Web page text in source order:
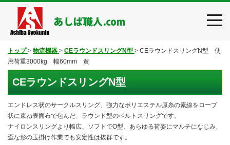
トップ > 物流機器 > CEラウンドスリングN型 > CEラウンドスリングN型 使
用荷重3000kg 幅60mm 黄
CEラウンドスリングN型
エンドレス状のサークルスリング、強力なポリエステル原糸の素線をロープ
状に束ね表面布で包んだ、ラウンド型のベルトスリングです。
ナイロンスリングより幅広、ソフトでO型、あらゆる荷姿にマルチになじみ、
歪な形の玉掛け作業でも安定性は抜群です。